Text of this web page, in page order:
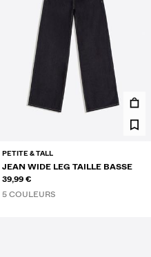
PETITE & TALL
JEAN WIDE LEG TAILLE BASSE
39,99 €
5 COULEURS